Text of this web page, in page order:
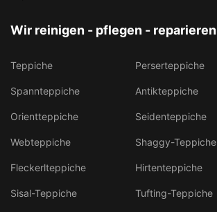
Wir reinigen - pflegen - reparieren
Teppiche Perserteppiche
Spannteppiche Antikteppiche
Orientteppiche Seidenteppiche
Webteppiche Shaggy-Teppiche
Fleckerlteppiche Hirtenteppiche
Sisal-Teppiche Tufting-Teppiche